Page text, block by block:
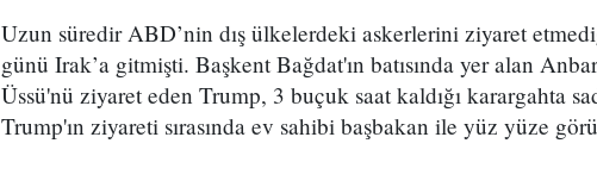
Uzun süredir ABD’nin dış ülkelerdeki askerlerini ziyaret
günü Irak’a gitmişti. Başkent Bağdat'ın batısında yer alan
Üssü'nü ziyaret eden Trump, 3 buçuk saat kaldığı karargahta
Trump'ın ziyareti sırasında ev sahibi başbakan ile yüz yüze